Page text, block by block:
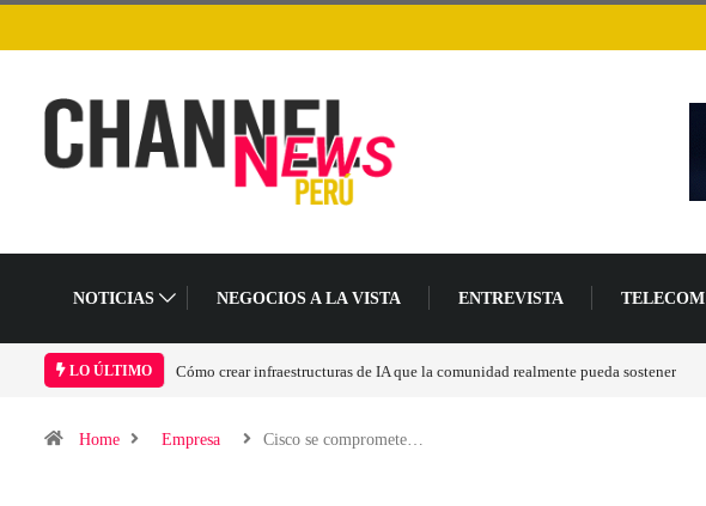
NOTICIAS NEGOCIOS A LA VISTA ENTREVISTA TELECOM
LO ÚLTIMO
realmente pueda sostenerLas tarjetas gráficas RDNA 5 ya están en fase avanzada de desarrollo
Home Empresa Cisco se compromete…